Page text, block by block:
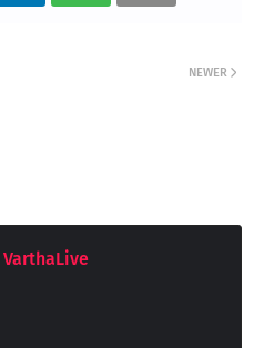
NEWER
VarthaLive